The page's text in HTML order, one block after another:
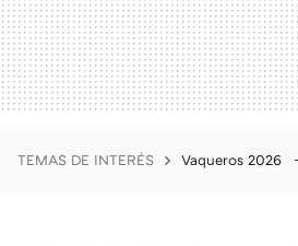
TEMAS DE INTERÉS Vaqueros 2026